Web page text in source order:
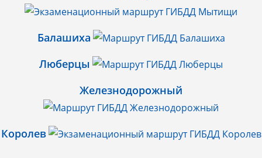
Балашиха
Люберцы
Железнодорожный
Королев